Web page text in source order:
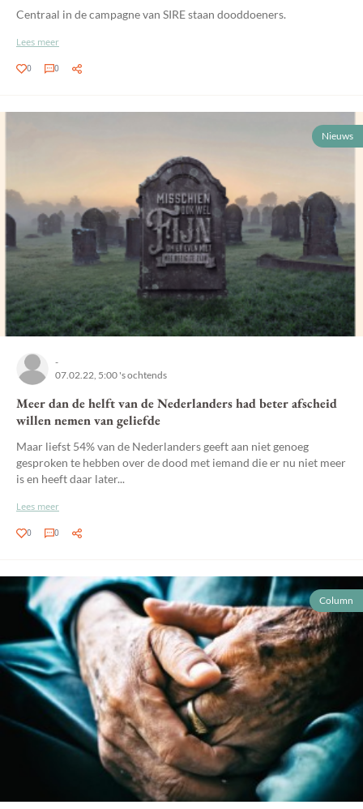
Centraal in de campagne van SIRE staan dooddoeners.
Lees meer
0 0
Nieuws
-
07.02.22, 5:00 's ochtends
Meer dan de helft van de Nederlanders had beter afscheid
willen nemen van geliefde
Maar liefst 54% van de Nederlanders geeft aan niet genoeg
gesproken te hebben over de dood met iemand die er nu niet meer
is en heeft daar later...
Lees meer
0 0
Column